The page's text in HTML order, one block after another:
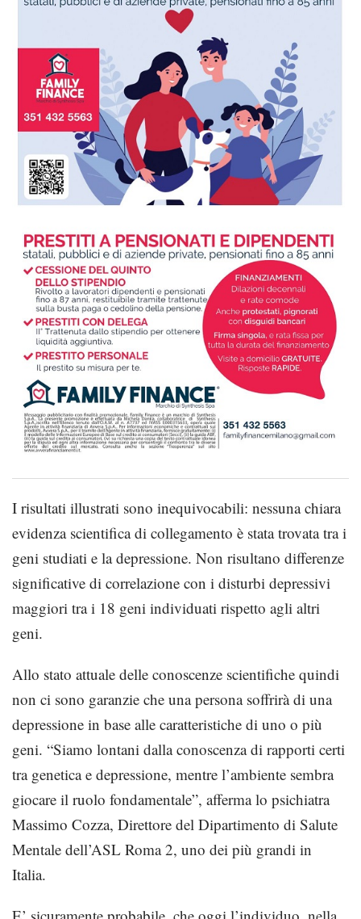
I risultati illustrati sono inequivocabili: nessuna chiara
evidenza scientifica di collegamento è stata trovata tra i
geni studiati e la depressione. Non risultano differenze
significative di correlazione con i disturbi depressivi
maggiori tra i 18 geni individuati rispetto agli altri
geni.
Allo stato attuale delle conoscenze scientifiche quindi
non ci sono garanzie che una persona soffrirà di una
depressione in base alle caratteristiche di uno o più
geni. “Siamo lontani dalla conoscenza di rapporti certi
tra genetica e depressione, mentre l’ambiente sembra
giocare il ruolo fondamentale”, afferma lo psichiatra
Massimo Cozza, Direttore del Dipartimento di Salute
Mentale dell’ASL Roma 2, uno dei più grandi in
Italia.